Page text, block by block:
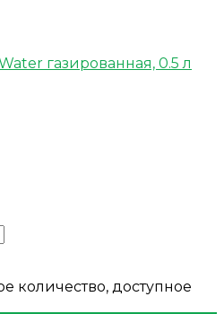
количество, доступное